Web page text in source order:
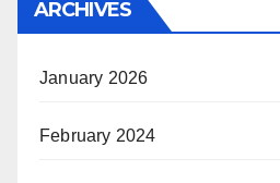
ARCHIVES
January 2026
February 2024